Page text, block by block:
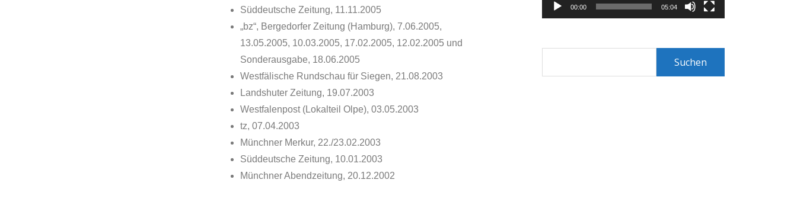
Süddeutsche Zeitung, 11.11.2005
„bz“, Bergedorfer Zeitung (Hamburg), 7.06.2005,
13.05.2005, 10.03.2005, 17.02.2005, 12.02.2005 und
Sonderausgabe, 18.06.2005
Westfälische Rundschau für Siegen, 21.08.2003
Landshuter Zeitung, 19.07.2003
Westfalenpost (Lokalteil Olpe), 03.05.2003
tz, 07.04.2003
Münchner Merkur, 22./23.02.2003
Süddeutsche Zeitung, 10.01.2003
Münchner Abendzeitung, 20.12.2002
00:00 05:04